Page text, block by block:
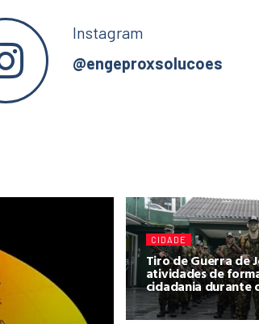
Instagram
@engeproxsolucoes
CIDADE
Tiro de Guerra de
atividades de
cidadania durante